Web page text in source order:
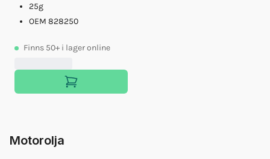
25g
OEM 828250
Finns 50+ i lager online
Motorolja